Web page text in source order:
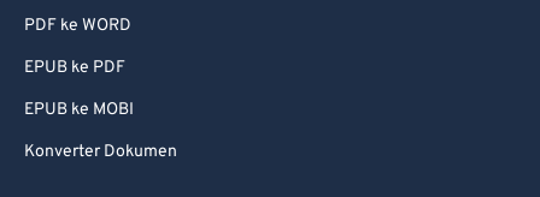
PDF ke WORD
EPUB ke PDF
EPUB ke MOBI
Konverter Dokumen